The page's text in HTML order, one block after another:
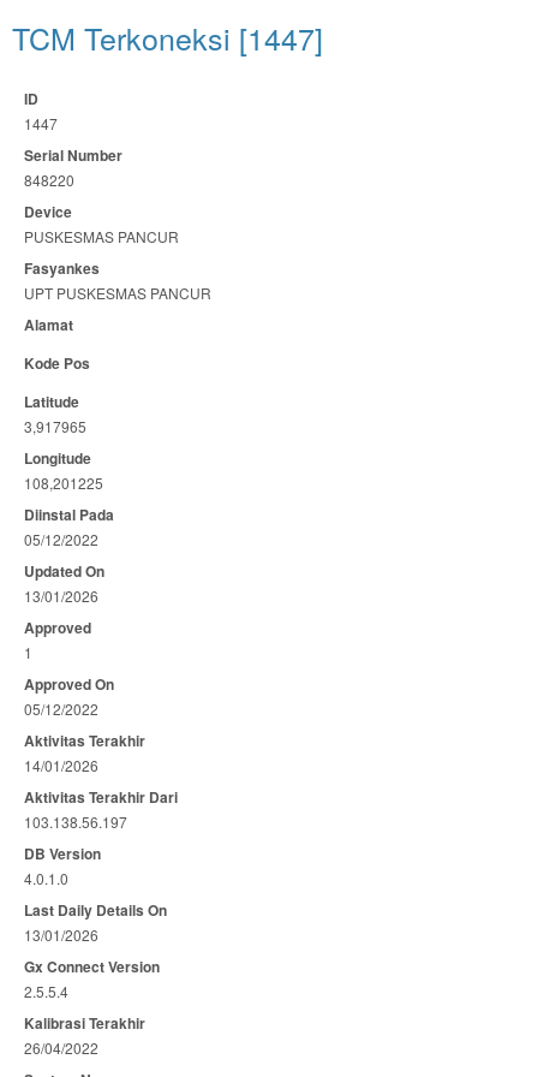
TCM Terkoneksi [1447]
ID
1447
Serial Number
848220
Device
PUSKESMAS PANCUR
Fasyankes
UPT PUSKESMAS PANCUR
Alamat
Kode Pos
Latitude
3,917965
Longitude
108,201225
Diinstal Pada
05/12/2022
Updated On
13/01/2026
Approved
1
Approved On
05/12/2022
Aktivitas Terakhir
14/01/2026
Aktivitas Terakhir Dari
103.138.56.197
DB Version
4.0.1.0
Last Daily Details On
13/01/2026
Gx Connect Version
2.5.5.4
Kalibrasi Terakhir
26/04/2022